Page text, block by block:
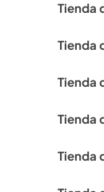
Tienda
Tienda
Tienda
Tienda
Tienda